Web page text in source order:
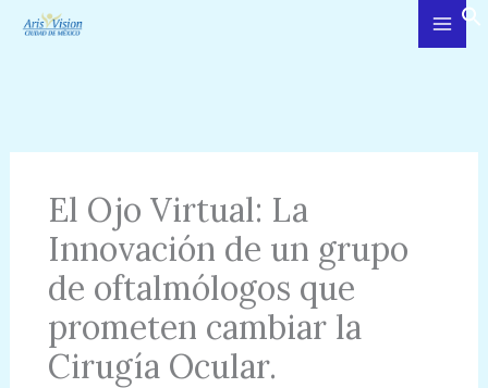
El Ojo Virtual: La
Innovación de un grupo
de oftalmólogos que
prometen cambiar la
Cirugía Ocular.